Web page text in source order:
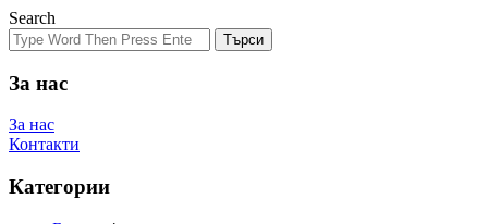
Search
Търси
За нас
За нас
Контакти
Категории